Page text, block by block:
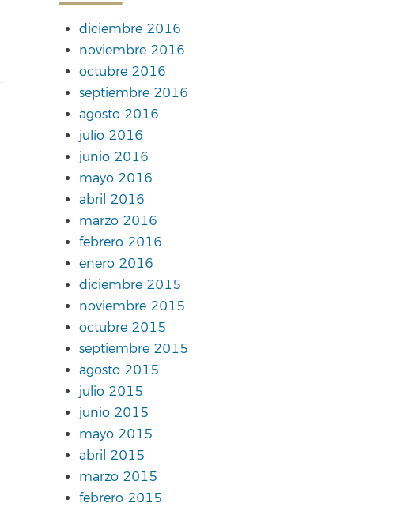
diciembre 2016
noviembre 2016
octubre 2016
septiembre 2016
agosto 2016
julio 2016
junio 2016
mayo 2016
abril 2016
marzo 2016
febrero 2016
enero 2016
diciembre 2015
noviembre 2015
octubre 2015
septiembre 2015
agosto 2015
julio 2015
junio 2015
mayo 2015
abril 2015
marzo 2015
febrero 2015